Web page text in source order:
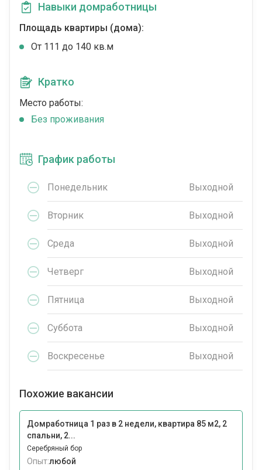
Навыки домработницы
Площадь квартиры (дома):
От 111 до 140 кв.м
Кратко
Место работы:
Без проживания
График работы
Понедельник Выходной
Вторник Выходной
Среда Выходной
Четверг Выходной
Пятница Выходной
Суббота Выходной
Воскресенье Выходной
Похожие вакансии
Домработница 1 раз в 2 недели, квартира 85 м2, 2
спальни, 2...
Серебряный бор
Опыт:любой